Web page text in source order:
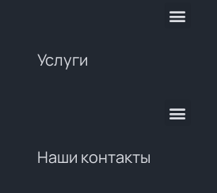
Услуги
Наши контакты